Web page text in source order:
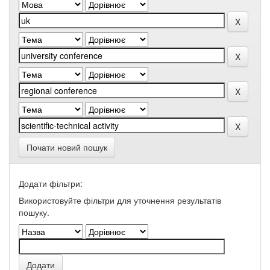
Почати новий пошук
Додати фільтри:
Використовуйте фільтри для уточнення результатів
пошуку.